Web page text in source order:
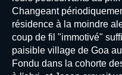
Changeant
résidence à la moindre
coup de fil "immotivé"
paisible village de Goa
Fondu dans la cohorte